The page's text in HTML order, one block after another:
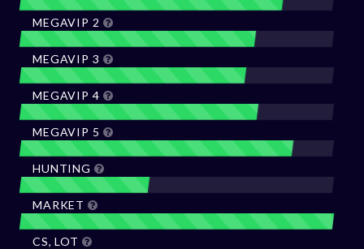
MEGAVIP 2
MEGAVIP 3
MEGAVIP 4
MEGAVIP 5
HUNTING
MARKET
CS, LOT